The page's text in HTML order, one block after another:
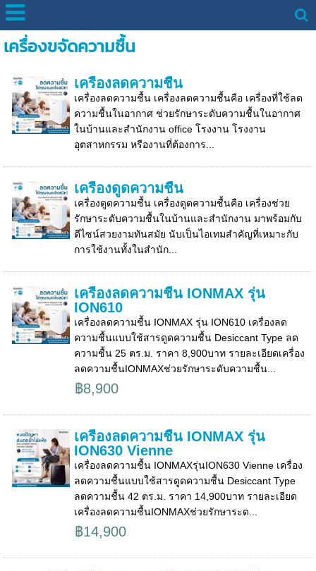
เครื่องขจัดความชื้น
เครื่องลดความชื้น
เครื่องลดความชื้น เครื่องลดความชื้นคือ เครื่องที่ใช้ลด
ความชื้นในอากาศ ช่วยรักษาระดับความชื้นในอากาศ
ในบ้านและสำนักงาน office โรงงาน โรงงาน
อุตสาหกรรม หรืองานที่ต้องการ...
เครื่องดูดความชื้น
เครื่องดูดความชื้น เครื่องดูดความชื้นคือ เครื่องช่วย
รักษาระดับความชื้นในบ้านและสำนักงาน มาพร้อมกับ
ดีไซน์สวยงามทันสมัย นับเป็นไอเทมสำคัญที่เหมาะกับ
การใช้งานทั้งในสำนัก...
เครื่องลดความชื้น IONMAX รุ่น
ION610
เครื่องลดความชื้น IONMAX รุ่น ION610 เครื่องลด
ความชื้นแบบใช้สารดูดความชื้น Desiccant Type ลด
ความชื้น 25 ตร.ม. ราคา 8,900บาท รายละเอียดเครื่อง
ลดความชื้นIONMAXช่วยรักษาระดับความชื้น...
฿8,900
เครื่องลดความชื้น IONMAX รุ่น
ION630 Vienne
เครื่องลดความชื้น IONMAXรุ่นION630 Vienne เครื่อง
ลดความชื้นแบบใช้สารดูดความชื้น Desiccant Type
ลดความชื้น 42 ตร.ม. ราคา 14,900บาท รายละเอียด
เครื่องลดความชื้นIONMAXช่วยรักษาระด...
฿14,900